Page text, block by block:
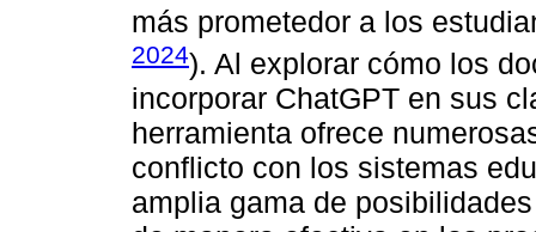
más prometedor a los
2024). Al explorar cómo los
incorporar ChatGPT en sus
herramienta ofrece
conflicto con los sistemas
amplia gama de